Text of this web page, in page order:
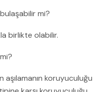
mi?
birlikte olabilir.
aşılamanın koruyuculuğu